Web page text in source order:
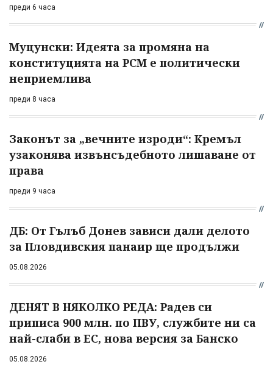
преди 6 часа
Муцунски: Идеята за промяна на
конституцията на РСМ е политически
неприемлива
преди 8 часа
Законът за „вечните изроди“: Кремъл
узаконява извънсъдебното лишаване от
права
преди 9 часа
ДБ: От Гълъб Донев зависи дали делото
за Пловдивския панаир ще продължи
05.08.2026
ДЕНЯТ В НЯКОЛКО РЕДА: Радев си
приписа 900 млн. по ПВУ, службите ни са
най-слаби в ЕС, нова версия за Банско
05.08.2026